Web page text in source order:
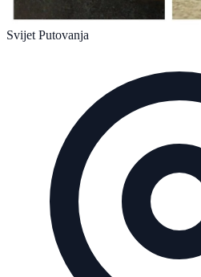
Svijet Putovanja